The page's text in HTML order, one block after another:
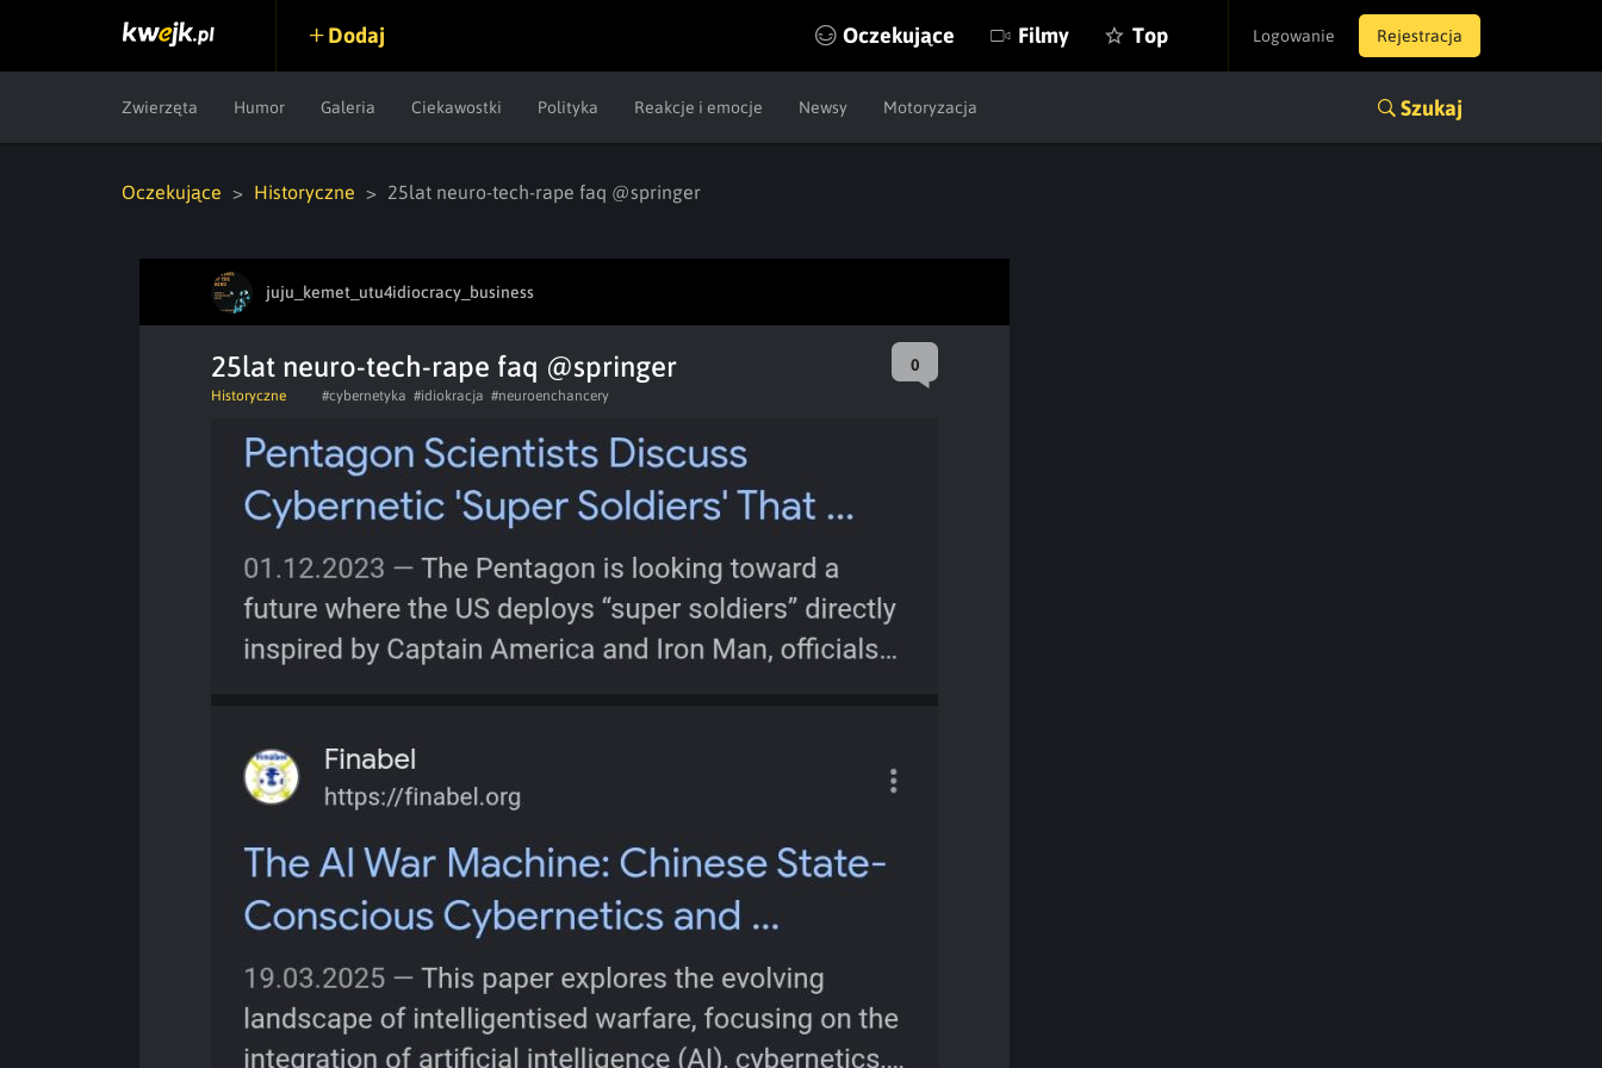
Logowanie Rejestracja
Dodaj Oczekujące Filmy Top
Zwierzęta Humor Galeria Ciekawostki Polityka Reakcje i emocje Newsy Motoryzacja Szukaj
Oczekujące Historyczne 25lat neuro-tech-rape faq @springer
juju_kemet_utu4idiocracy_business
25lat neuro-tech-rape faq @springer 0
Historyczne #cybernetyka #idiokracja #neuroenchancery